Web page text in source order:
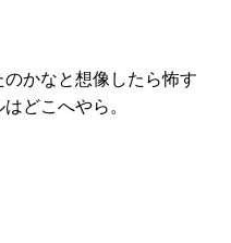
かなと想像したら怖す
どこへやら。